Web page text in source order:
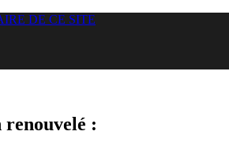
DE CE SITE
renouvelé :